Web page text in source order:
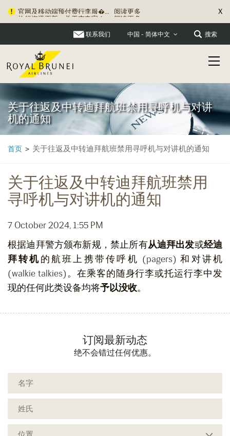
官网及移动端预付费行李服�... 阅读更多
旅行资讯更新：关于充电宝�... 阅读更多 X
联系我们 中国 - 简体中文 搜索
关于往返及中转迪拜航班禁用寻呼机与对讲
机的通知
首页 > 关于往返及中转迪拜航班禁用寻呼机与对讲机的通知
关于往返及中转迪拜航班禁用
寻呼机与对讲机的通知
7 October 2024, 1:55 PM
根据迪拜警方颁布新规，禁止所有从迪拜出发或经迪
拜转机的航班上携带传呼机 (pagers) 和对讲机
(walkie talkies)。在乘客的随身行李或托运行李中发
现的任何此类设备均将予以没收。
订阅最新动态
绝不会错过任何优惠。